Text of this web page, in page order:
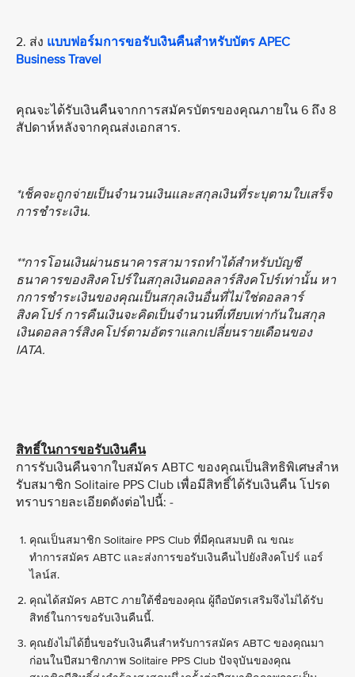
2. ส่ง แบบฟอร์มการขอรับเงินคืนสำหรับบัตร APEC
Business Travel
คุณจะได้รับเงินคืนจากการสมัครบัตรของคุณภายใน 6 ถึง 8
สัปดาห์หลังจากคุณส่งเอกสาร.
*เช็คจะถูกจ่ายเป็นจํานวนเงินและสกุลเงินที่ระบุตามใบเสร็จ
การชำระเงิน.
**การโอนเงินผ่านธนาคารสามารถทําได้สำหรับบัญชี
ธนาคารของสิงคโปร์ในสกุลเงินดอลลาร์สิงคโปร์เท่านั้น หา
กการชําระเงินของคุณเป็นสกุลเงินอื่นที่ไม่ใช่ดอลลาร์
สิงคโปร์ การคืนเงินจะคิดเป็นจํานวนที่เทียบเท่ากันในสกุล
เงินดอลลาร์สิงคโปร์ตามอัตราแลกเปลี่ยนรายเดือนของ
IATA.
สิทธิ์ในการขอรับเงินคืน
การรับเงินคืนจากใบสมัคร ABTC ของคุณเป็นสิทธิพิเศษสําห
รับสมาชิก Solitaire PPS Club เพื่อมีสิทธิ์ได้รับเงินคืน โปรด
ทราบรายละเอียดดังต่อไปนี้: -
คุณเป็นสมาชิก Solitaire PPS Club ที่มีคุณสมบติ ณ ขณะ
ทำการสมัคร ABTC และส่งการขอรับเงินคืนไปยังสิงคโปร์ แอร์
ไลน์ส.
คุณได้สมัคร ABTC ภายใต้ชื่อของคุณ ผู้ถือบัตรเสริมจึงไม่ได้รับ
สิทธ์ในการขอรับเงินคืนนี้.
คุณยังไม่ได้ยื่นขอรับเงินคืนสําหรับการสมัคร ABTC ของคุณมา
ก่อนในปีสมาชิกภาพ Solitaire PPS Club ปัจจุบันของคุณ